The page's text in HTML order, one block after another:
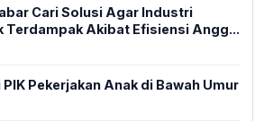
Cari Solusi Agar Industri
Terdampak Akibat Efisiensi Angg...
Pekerjakan Anak di Bawah Umur